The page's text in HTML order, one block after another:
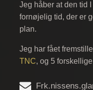
Jeg håber at den tid
fornøjelig tid, der er
plan.
Jeg har fået
TNC, og 5 forskellige